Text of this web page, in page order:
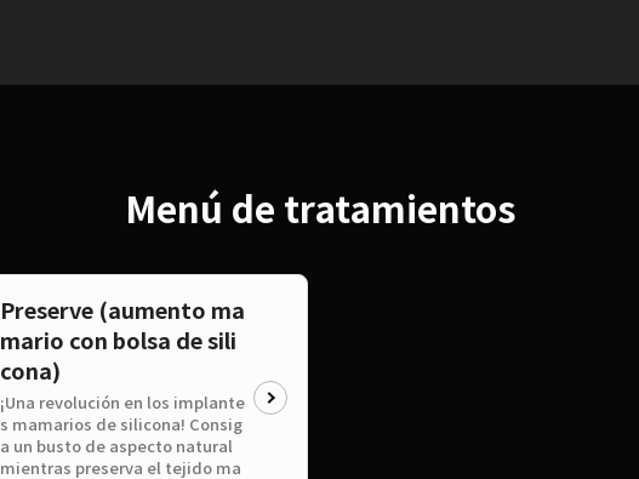
Menú de tratamientos
Preserve (aumento ma
mario con bolsa de sili
cona)
¡Una revolución en los implante
s mamarios de silicona! Consig
a un busto de aspecto natural
mientras preserva el tejido ma